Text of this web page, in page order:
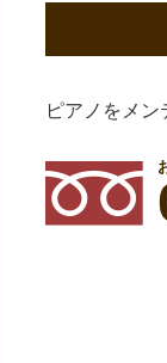
ピアノをメン